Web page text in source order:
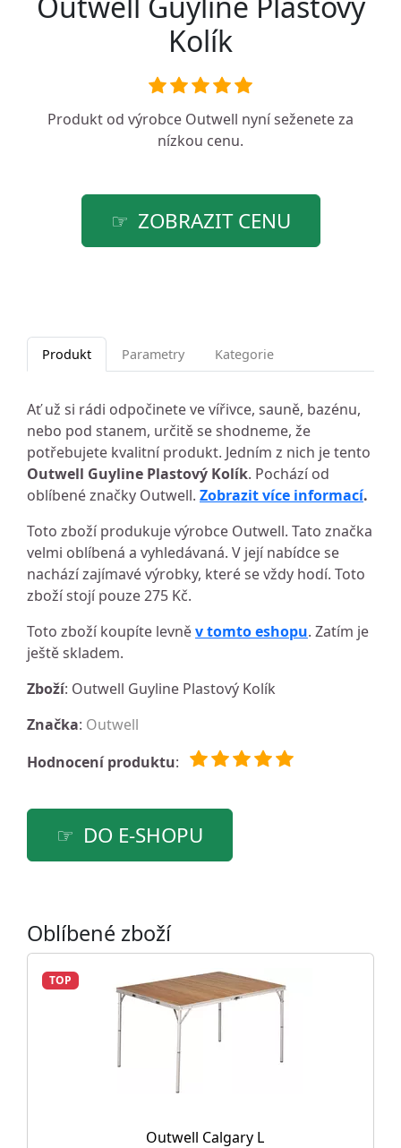
Kolík
Produkt od výrobce Outwell nyní seženete za
nízkou cenu.
ZOBRAZIT CENU
Produkt Parametry Kategorie
Ať už si rádi odpočinete ve vířivce, sauně, bazénu,
nebo pod stanem, určitě se shodneme, že
potřebujete kvalitní produkt. Jedním z nich je tento
Outwell Guyline Plastový Kolík. Pochází od
oblíbené značky Outwell. Zobrazit více informací.
Toto zboží produkuje výrobce Outwell. Tato značka
velmi oblíbená a vyhledávaná. V její nabídce se
nachází zajímavé výrobky, které se vždy hodí. Toto
zboží stojí pouze 275 Kč.
Toto zboží koupíte levněv tomto eshopu. Zatím je
ještě skladem.
Zboží: Outwell Guyline Plastový Kolík
Značka: Outwell
Hodnocení produktu:
DO E-SHOPU
Oblíbené zboží
TOP
Outwell Calgary L